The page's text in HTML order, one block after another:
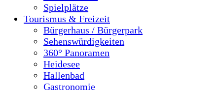
Spielplätze
Tourismus & Freizeit
Bürgerhaus / Bürgerpark
Sehenswürdigkeiten
360° Panoramen
Heidesee
Hallenbad
Gastronomie